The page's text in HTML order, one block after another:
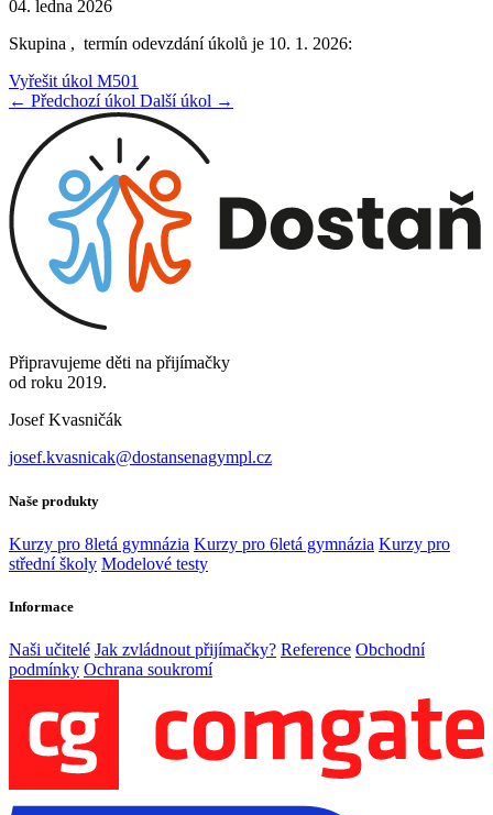
04. ledna 2026
Skupina , termín odevzdání úkolů je 10. 1. 2026:
Vyřešit úkol M501
← Předchozí úkol Další úkol →
Připravujeme děti na přijímačky
od roku 2019.
Josef Kvasničák
josef.kvasnicak@dostansenagympl.cz
Naše produkty
Kurzy pro 8letá gymnázia Kurzy pro 6letá gymnázia Kurzy pro
střední školy Modelové testy
Informace
Naši učitelé Jak zvládnout přijímačky? Reference Obchodní
podmínky Ochrana soukromí